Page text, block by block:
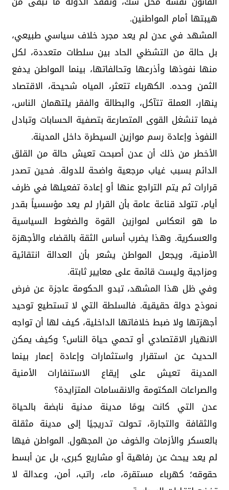
هيبتها أمام المواطنين.
المشهد في عدن لم يعد مجرد خلاف سياسي طبيعي،
بل حالة من التشظي الحاد بين سلطات متعددة، لكل
منها نفوذها وأذرعها وتحالفاتها، بينما المواطن يدفع
الثمن وحده. الكهرباء تتعثر، المياه شحيحة، الاقتصاد
ينهار، العملة تتآكل، والبطالة والفقر يلتهمان الناس،
فيما تنشغل القوى المتصارعة بتصفية الحسابات وتبادل
النفوذ وإعادة رسم موازين السيطرة داخل المدينة.
الأخطر من ذلك أن عدن أصبحت تعيش حالة من القلق
الدائم بسبب غياب مرجعية واضحة للدولة. فحين تصدر
قرارات ثم يتم التراجع عنها أو إعادة تفعيلها في ظرف
أيام، تتولد قناعة عامة بأن القرار لم يعد مؤسسياً بقدر
ما هو انعكاس لموازين القوة والضغوط السياسية
والعسكرية. وهذا يضرب أساس الثقة بالقضاء والأجهزة
الأمنية، ويجعل المواطن يشعر بأن العدالة انتقائية
ومزاجية وليست قائمة على معايير ثابتة.
وفي ظل هذا المشهد، تبدو الحكومة عاجزة عن فرض
نموذج دولة حقيقية. فالسلطة التي لا تستطيع توحيد
أجهزتها ولا ضبط خلافاتها الداخلية، كيف لها أن تواجه
الانهيار الاقتصادي أو تحمي حياة الناس؟ وكيف يمكن
الحديث عن استقرار واستثمارات وإعادة إعمار بينما
المدينة تعيش على إيقاع الاستنفارات الأمنية
والصراعات المكتومة والانقسامات المتزايدة؟
عدن التي كانت يومًا مدينة مدنية نابضة بالحياة
والثقافة والتجارة، تحولت تدريجيًا إلى مدينة مثقلة
بالعسكر والأزمات والخوف من المجهول. المواطن فيها
لم يعد يبحث عن رفاهية أو مشاريع كبرى، بل عن أبسط
حقوقه؛ كهرباء مستقرة، ماء، راتب، أمن، وعدالة لا